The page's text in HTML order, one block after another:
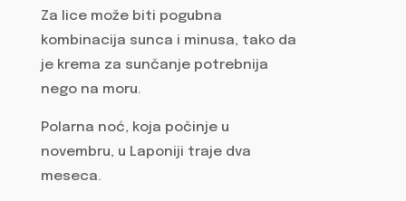
Za lice može biti pogubna
kombinacija sunca i minusa, tako da
je krema za sunčanje potrebnija
nego na moru.
Polarna noć, koja počinje u
novembru, u Laponiji traje dva
meseca.